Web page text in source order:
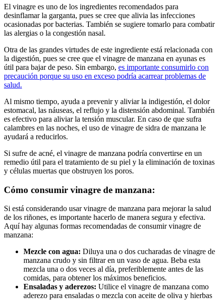
El vinagre es uno de los ingredientes recomendados para
desinflamar la garganta, pues se cree que alivia las infecciones
ocasionadas por bacterias. También se sugiere tomarlo para combatir
las alergias o la congestión nasal.
Otra de las grandes virtudes de este ingrediente está relacionada con
la digestión, pues se cree que el vinagre de manzana en ayunas es
útil para bajar de peso. Sin embargo, es importante consumirlo con
precaución porque su uso en exceso podría acarrear problemas de
salud.
Al mismo tiempo, ayuda a prevenir y aliviar la indigestión, el dolor
estomacal, las náuseas, el reflujo y la distensión abdominal. También
es efectivo para aliviar la tensión muscular. En caso de que sufra
calambres en las noches, el uso de vinagre de sidra de manzana le
ayudará a reducirlos.
Si sufre de acné, el vinagre de manzana podría convertirse en un
remedio útil para el tratamiento de su piel y la eliminación de toxinas
y células muertas que obstruyen los poros.
Cómo consumir vinagre de manzana:
Si está considerando usar vinagre de manzana para mejorar la salud
de los riñones, es importante hacerlo de manera segura y efectiva.
Aquí hay algunas formas recomendadas de consumir vinagre de
manzana:
Mezcle con agua: Diluya una o dos cucharadas de vinagre de
manzana crudo y sin filtrar en un vaso de agua. Beba esta
mezcla una o dos veces al día, preferiblemente antes de las
comidas, para obtener los máximos beneficios.
Ensaladas y aderezos: Utilice el vinagre de manzana como
aderezo para ensaladas o mezcla con aceite de oliva y hierbas